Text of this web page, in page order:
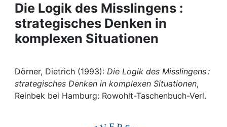
People
Awards
Die Logik des Misslingens :
strategisches Denken in
komplexen Situationen
Dörner, Dietrich (1993): Die Logik des Misslingens :
strategisches Denken in komplexen Situationen,
Reinbek bei Hamburg: Rowohlt-Taschenbuch-Verl.